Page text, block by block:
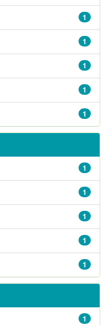
1
1
1
1
1
1
1
1
1
1
1